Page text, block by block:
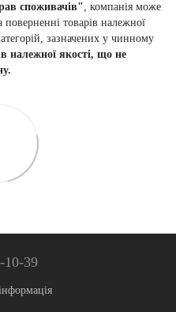
споживачів", компанія може
товарів належної
зазначених у чинному
належної якості, що не
10-39